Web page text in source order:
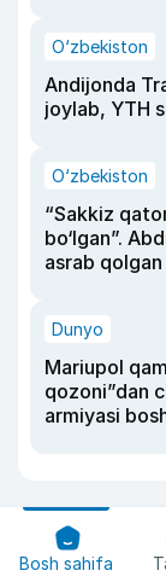
O‘zbekiston
Andijonda
joylab, YTH
O‘zbekiston
“Sakkiz
bo‘lgan”.
asrab
Dunyo
Mariupol
qozoni”dan
armiyasi
Bosh sahifa